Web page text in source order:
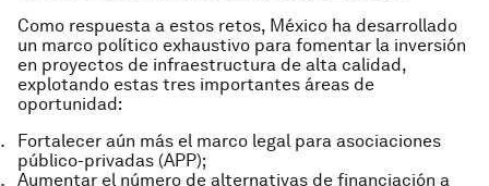
Como respuesta a estos retos, México ha desarrollado
un marco político exhaustivo para fomentar la inversión
en proyectos de infraestructura de alta calidad,
explotando estas tres importantes áreas de
oportunidad:
Fortalecer aún más el marco legal para asociaciones
público-privadas (APP);
Aumentar el número de alternativas de financiación a